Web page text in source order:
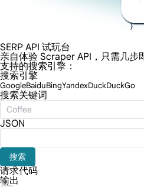
SERP API 试玩台
亲自体验 Scraper API，只需几步
支持的搜索引擎：
搜索引擎
GoogleBaiduBingYandexDuckDuckGo
搜索关键词
JSON
搜索
请求代码
输出